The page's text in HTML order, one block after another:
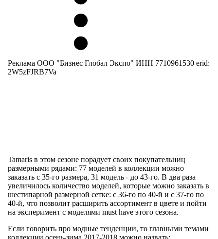
Реклама ООО "Бизнес Глобал Экспо" ИНН 7710961530 erid:
2W5zFJRB7Va
Tamaris в этом сезоне порадует своих покупательниц
размерными рядами: 77 моделей в коллекции можно
заказать с 35-го размера, 31 модель - до 43-го. В два раза
увеличилось количество моделей, которые можно заказать в
шестипарной размерной сетке: с 36-го по 40-й и с 37-го по
40-й, что позволит расширить ассортимент в цвете и пойти
на эксперимент с моделями must have этого сезона.
Если говорить про модные тенденции, то главными темами
коллекции осень-зима 2017-2018 можно назвать: